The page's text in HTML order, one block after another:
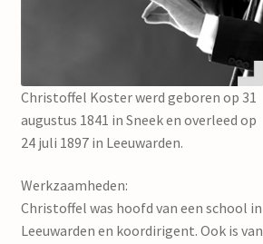
Christoffel Koster werd geboren op 31
augustus 1841 in Sneek en overleed op
24 juli 1897 in Leeuwarden.
Werkzaamheden:
Christoffel was hoofd van een school in
Leeuwarden en koordirigent. Ook is van